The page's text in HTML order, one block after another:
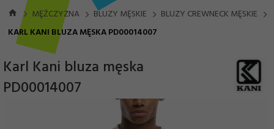
MĘŻCZYZNA BLUZY MĘSKIE
BLUZY CREWNECK MĘSKIE
KARL KANI BLUZA MĘSKA PD00014007
Karl Kani bluza męska
PD00014007